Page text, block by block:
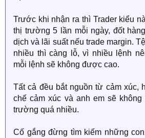
Trước khi nhận ra thì Trader kiểu
thị trường 5 lần mỗi ngày, đốt
dịch và lãi suất nếu trade margin.
nhiều thì càng lỗ, vì nhiều lệnh
mỗi lệnh sẽ không được cao.
Tất cả đều bắt nguồn từ cảm xúc,
chế cảm xúc và anh em sẽ
trường quá nhiều.
Cố gắng đừng tìm kiếm những